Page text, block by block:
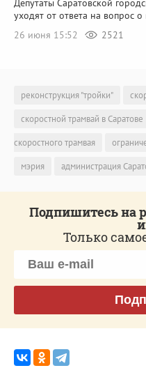
Депутаты Саратовской
уходят от ответа на вопрос о
26 июня 15:52
2521
реконструкция "тройки"
скоростной трамвай в Саратове
скоростного трамвая
мэрия
администрация
Подпишитесь на
Только